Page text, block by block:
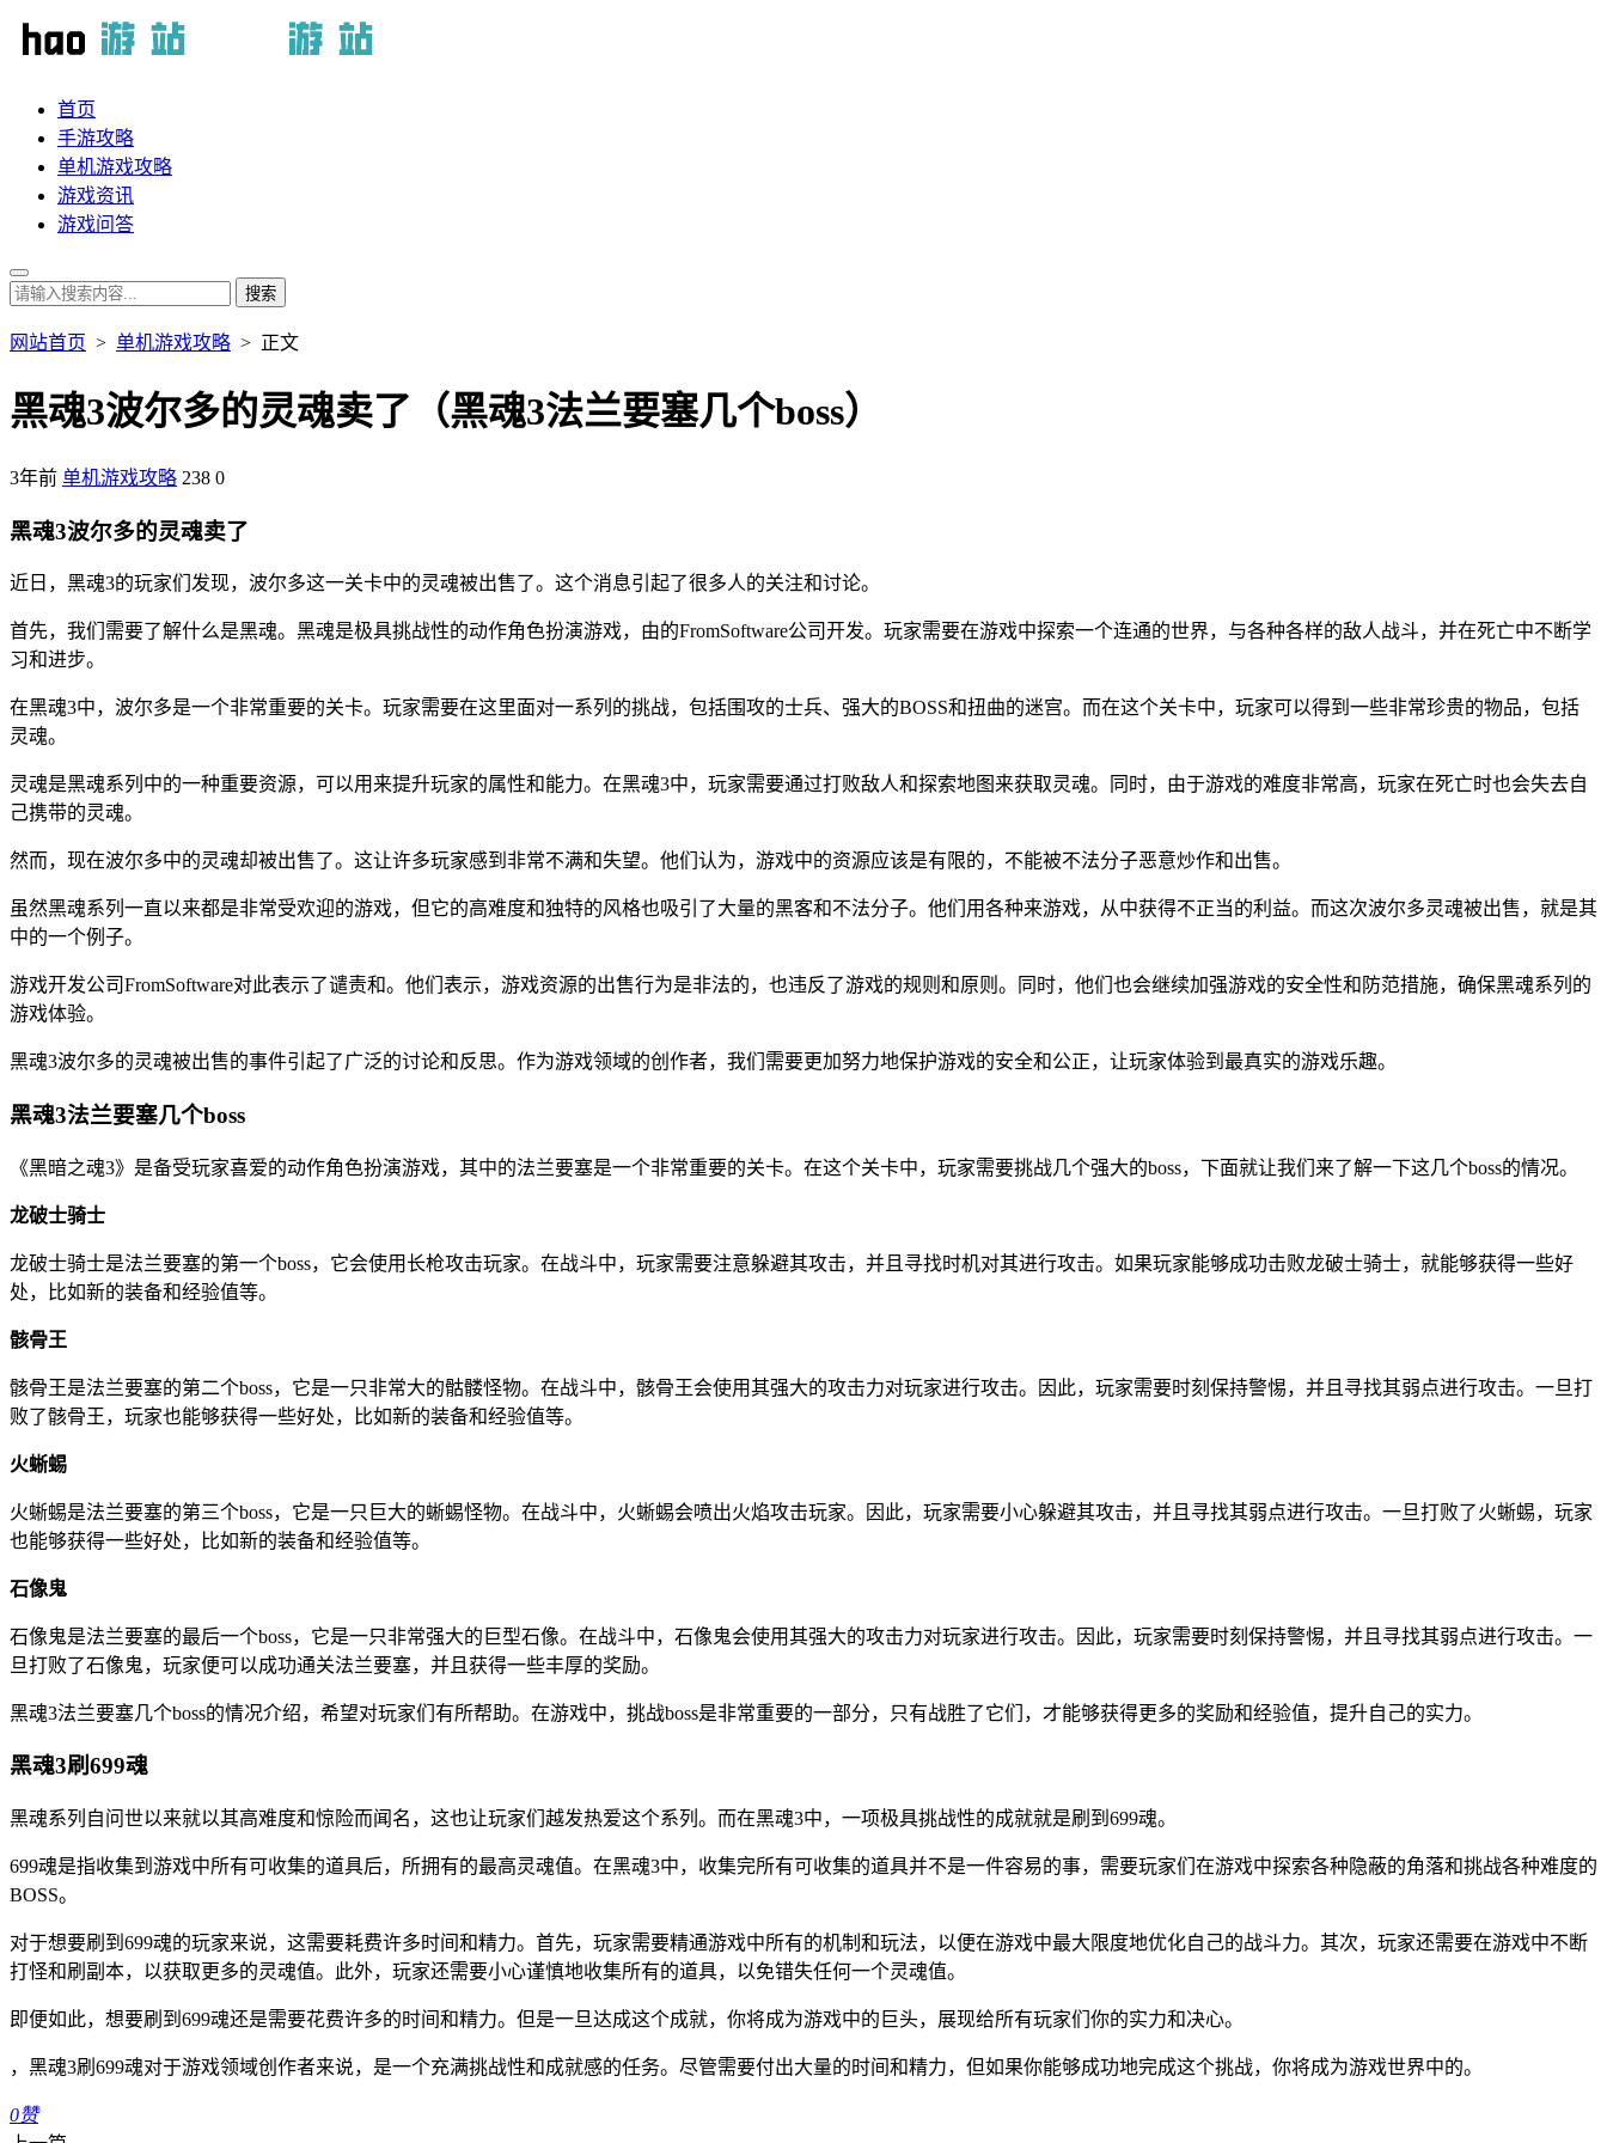
首页
手游攻略
单机游戏攻略
游戏资讯
游戏问答
网站首页 > 单机游戏攻略 > 正文
黑魂3波尔多的灵魂卖了（黑魂3法兰要塞几个boss）
3年前 单机游戏攻略 238 0
黑魂3波尔多的灵魂卖了
近日，黑魂3的玩家们发现，波尔多这一关卡中的灵魂被出售了。这个消息引起了很多人的关注和讨论。
首先，我们需要了解什么是黑魂。黑魂是极具挑战性的动作角色扮演游戏，由的FromSoftware公司开发。玩家需要在游戏中探索一个连通的世界，与各种各样的敌人战斗，并在死亡中不断学
习和进步。
在黑魂3中，波尔多是一个非常重要的关卡。玩家需要在这里面对一系列的挑战，包括围攻的士兵、强大的BOSS和扭曲的迷宫。而在这个关卡中，玩家可以得到一些非常珍贵的物品，包括
灵魂。
灵魂是黑魂系列中的一种重要资源，可以用来提升玩家的属性和能力。在黑魂3中，玩家需要通过打败敌人和探索地图来获取灵魂。同时，由于游戏的难度非常高，玩家在死亡时也会失去自
己携带的灵魂。
然而，现在波尔多中的灵魂却被出售了。这让许多玩家感到非常不满和失望。他们认为，游戏中的资源应该是有限的，不能被不法分子恶意炒作和出售。
虽然黑魂系列一直以来都是非常受欢迎的游戏，但它的高难度和独特的风格也吸引了大量的黑客和不法分子。他们用各种来游戏，从中获得不正当的利益。而这次波尔多灵魂被出售，就是其
中的一个例子。
游戏开发公司FromSoftware对此表示了谴责和。他们表示，游戏资源的出售行为是非法的，也违反了游戏的规则和原则。同时，他们也会继续加强游戏的安全性和防范措施，确保黑魂系列的
游戏体验。
黑魂3波尔多的灵魂被出售的事件引起了广泛的讨论和反思。作为游戏领域的创作者，我们需要更加努力地保护游戏的安全和公正，让玩家体验到最真实的游戏乐趣。
黑魂3法兰要塞几个boss
《黑暗之魂3》是备受玩家喜爱的动作角色扮演游戏，其中的法兰要塞是一个非常重要的关卡。在这个关卡中，玩家需要挑战几个强大的boss，下面就让我们来了解一下这几个boss的情况。
龙破士骑士
龙破士骑士是法兰要塞的第一个boss，它会使用长枪攻击玩家。在战斗中，玩家需要注意躲避其攻击，并且寻找时机对其进行攻击。如果玩家能够成功击败龙破士骑士，就能够获得一些好
处，比如新的装备和经验值等。
骸骨王
骸骨王是法兰要塞的第二个boss，它是一只非常大的骷髅怪物。在战斗中，骸骨王会使用其强大的攻击力对玩家进行攻击。因此，玩家需要时刻保持警惕，并且寻找其弱点进行攻击。一旦打
败了骸骨王，玩家也能够获得一些好处，比如新的装备和经验值等。
火蜥蜴
火蜥蜴是法兰要塞的第三个boss，它是一只巨大的蜥蜴怪物。在战斗中，火蜥蜴会喷出火焰攻击玩家。因此，玩家需要小心躲避其攻击，并且寻找其弱点进行攻击。一旦打败了火蜥蜴，玩家
也能够获得一些好处，比如新的装备和经验值等。
石像鬼
石像鬼是法兰要塞的最后一个boss，它是一只非常强大的巨型石像。在战斗中，石像鬼会使用其强大的攻击力对玩家进行攻击。因此，玩家需要时刻保持警惕，并且寻找其弱点进行攻击。一
旦打败了石像鬼，玩家便可以成功通关法兰要塞，并且获得一些丰厚的奖励。
黑魂3法兰要塞几个boss的情况介绍，希望对玩家们有所帮助。在游戏中，挑战boss是非常重要的一部分，只有战胜了它们，才能够获得更多的奖励和经验值，提升自己的实力。
黑魂3刷699魂
黑魂系列自问世以来就以其高难度和惊险而闻名，这也让玩家们越发热爱这个系列。而在黑魂3中，一项极具挑战性的成就就是刷到699魂。
699魂是指收集到游戏中所有可收集的道具后，所拥有的最高灵魂值。在黑魂3中，收集完所有可收集的道具并不是一件容易的事，需要玩家们在游戏中探索各种隐蔽的角落和挑战各种难度的
BOSS。
对于想要刷到699魂的玩家来说，这需要耗费许多时间和精力。首先，玩家需要精通游戏中所有的机制和玩法，以便在游戏中最大限度地优化自己的战斗力。其次，玩家还需要在游戏中不断
打怪和刷副本，以获取更多的灵魂值。此外，玩家还需要小心谨慎地收集所有的道具，以免错失任何一个灵魂值。
即便如此，想要刷到699魂还是需要花费许多的时间和精力。但是一旦达成这个成就，你将成为游戏中的巨头，展现给所有玩家们你的实力和决心。
，黑魂3刷699魂对于游戏领域创作者来说，是一个充满挑战性和成就感的任务。尽管需要付出大量的时间和精力，但如果你能够成功地完成这个挑战，你将成为游戏世界中的。
0赞